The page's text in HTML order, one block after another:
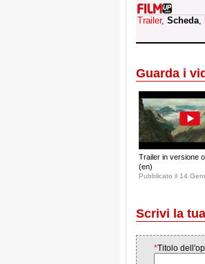
Trailer, Scheda,
Guarda i
Trailer in versione
(en)
Pubblicato il 14
Scrivi la
*Titolo